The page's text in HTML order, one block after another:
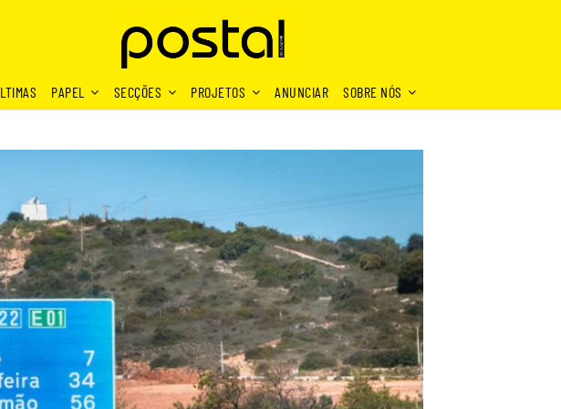
PAPEL SECÇÕES PROJETOS ANUNCIAR SOBRE NÓS